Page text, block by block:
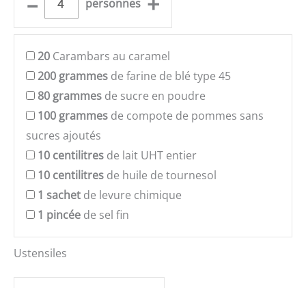
personnes
20 Carambars au caramel
200 grammes de farine de blé type 45
80 grammes de sucre en poudre
100 grammes de compote de pommes sans
sucres ajoutés
10 centilitres de lait UHT entier
10 centilitres de huile de tournesol
1 sachet de levure chimique
1 pincée de sel fin
Ustensiles